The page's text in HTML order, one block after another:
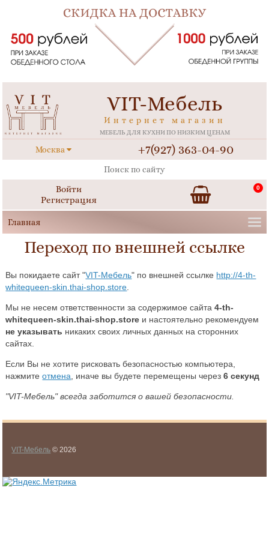
VIT-Мебель
Интернет магазин
МЕБЕЛЬ ДЛЯ КУХНИ ПО НИЗКИМ ЦЕНАМ
Москва +7(927) 363-04-90
Войти
Регистрация
0
Переход по внешней ссылке
Вы покидаете сайт "VIT-Мебель" по внешней ссылке http://4-th-
whitequeen-skin.thai-shop.store
Мы не несем ответственности за содержимое сайта4-th-
whitequeen-skin.thai-shop.store и настоятельно рекомендуем
не указывать никаких своих личных данных на сторонних
сайтах.
Если Вы не хотите рисковать безопасностью компьютера,
нажмитеотмена , иначе вы будете перемещены через6 секунд
"VIT-Мебель" всегда заботится о вашей безопасности.
VIT-Мебель © 2026